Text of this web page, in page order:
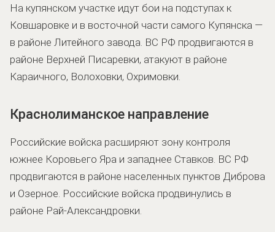
На купянском участке идут бои на подступах к
Ковшаровке и в восточной части самого Купянска —
в районе Литейного завода. ВС РФ продвигаются в
районе Верхней Писаревки, атакуют в районе
Караичного, Волоховки, Охримовки.
Краснолиманское направление
Российские войска расширяют зону контроля
южнее Коровьего Яра и западнее Ставков. ВС РФ
продвигаются в районе населенных пунктов Диброва
и Озерное. Российские войска продвинулись в
районе Рай-Александровки.